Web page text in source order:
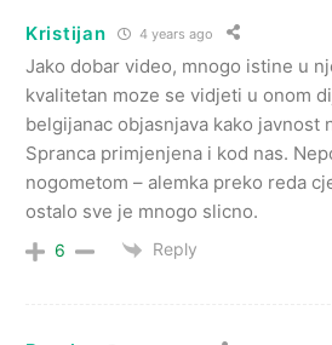
Kristijan 4 years ago
Jako dobar video, mnogo istine u
kvalitetan moze se vidjeti u onom
belgijanac objasnjava kako javnost
Spranca primjenjena i kod nas.
nogometom – alemka preko reda
ostalo sve je mnogo slicno.
6 Reply